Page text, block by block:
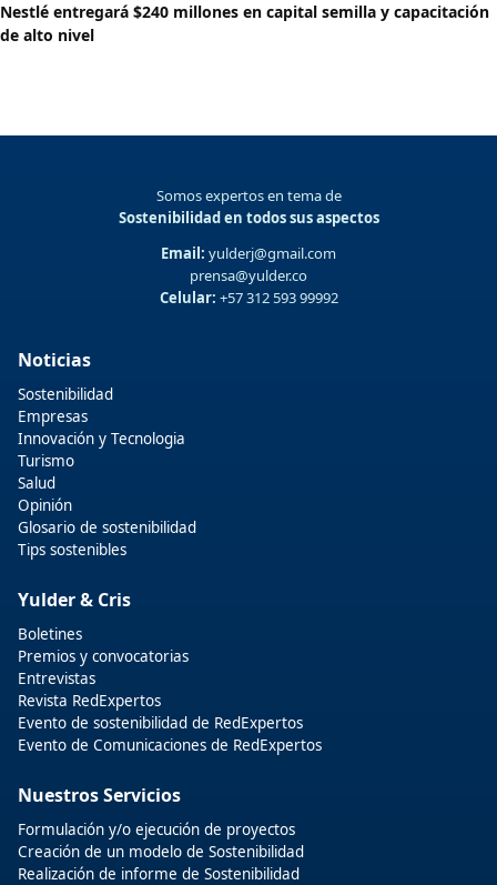
Nestlé entregará $240 millones en capital semilla y capacitación
de alto nivel
Somos expertos en tema de
Sostenibilidad en todos sus aspectos
Email: yulderj@gmail.com
prensa@yulder.co
Celular: +57 312 593 99992
Noticias
Sostenibilidad
Empresas
Innovación y Tecnologia
Turismo
Salud
Opinión
Glosario de sostenibilidad
Tips sostenibles
Yulder & Cris
Boletines
Premios y convocatorias
Entrevistas
Revista RedExpertos
Evento de sostenibilidad de RedExpertos
Evento de Comunicaciones de RedExpertos
Nuestros Servicios
Formulación y/o ejecución de proyectos
Creación de un modelo de Sostenibilidad
Realización de informe de Sostenibilidad